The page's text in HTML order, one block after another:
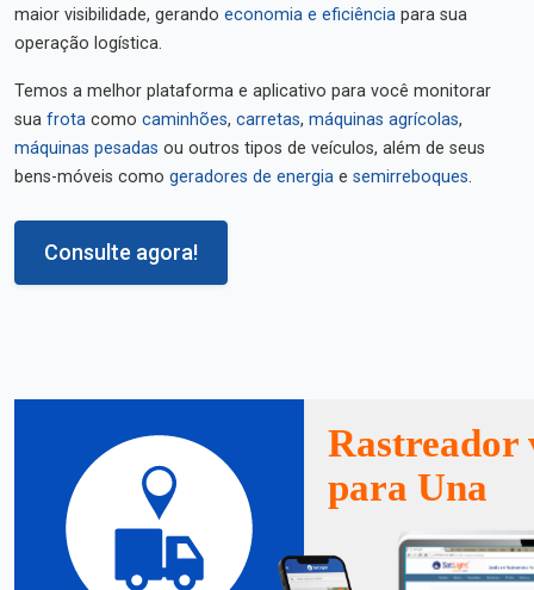
maior visibilidade, gerando economia e eficiência para sua
operação logística.
Temos a melhor plataforma e aplicativo para você monitorar
sua frota como caminhões, carretas, máquinas agrícolas,
máquinas pesadas ou outros tipos de veículos, além de seus
bens-móveis como geradores de energia e semirreboques.
Consulte agora!
Rastreador
para Una